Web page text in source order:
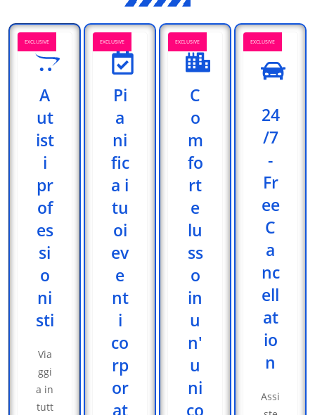
A
ut
ist
i
pr
of
es
si
o
ni
sti
Via
ggi
a in
tutt
EXCLUSIVE
Pi
a
ni
fic
a i
tu
oi
ev
e
nt
i
co
rp
or
at
EXCLUSIVE
C
o
m
fo
rt
e
lu
ss
o
in
u
n'
u
ni
co
EXCLUSIVE
24
/7
-
Fr
ee
C
a
nc
ell
at
io
n
Assi
EXCLUSIVE